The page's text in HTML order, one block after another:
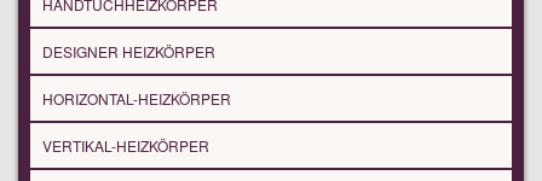
HANDTUCHHEIZKÖRPER
DESIGNER HEIZKÖRPER
HORIZONTAL-HEIZKÖRPER
VERTIKAL-HEIZKÖRPER